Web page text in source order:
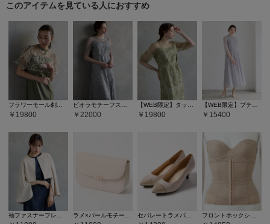
このアイテムを見ている人におすすめ
19800 22000 19800 15400